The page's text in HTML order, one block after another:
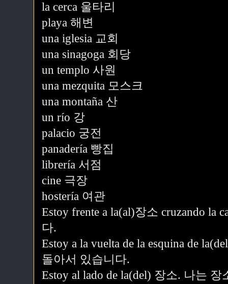
la cerca 울타리
playa 해변
una iglesia 교회
una sinagoga 회당
un templo 사원
una mezquita 모스크
una montaña 산
un río 강
palacio 궁전
panadería 빵집
librería 서점
cine 극장
hostería 여관
Estoy frente a la(al)장소 cruzando la
다.
Estoy a la vuelta de la esquina de
돌아서 있습니다.
Estoy al lado de la(del) 장소. 나는